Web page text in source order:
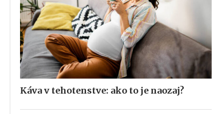
Káva v tehotenstve: ako to je naozaj?